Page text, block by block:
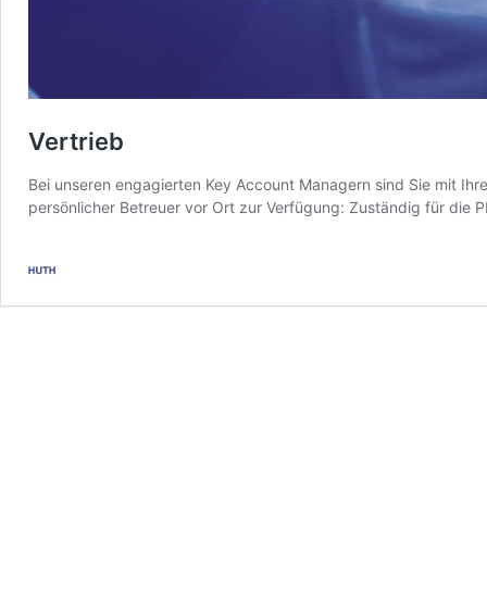
Vertrieb
Bei unseren engagierten Key Account Managern sind Sie mit
persönlicher Betreuer vor Ort zur Verfügung: Zuständig für die